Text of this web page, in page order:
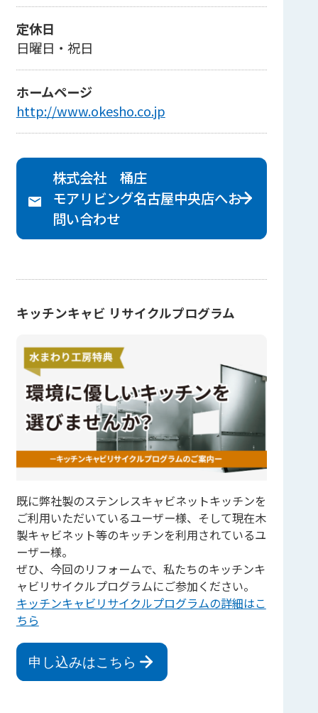
定休日
日曜日・祝日
ホームページ
http://www.okesho.co.jp
株式会社 桶庄
モアリビング名古屋中央店へお
問い合わせ
キッチンキャビ リサイクルプログラム
既に弊社製のステンレスキャビネットキッチンを
ご利用いただいているユーザー様、そして現在木
製キャビネット等のキッチンを利用されているユ
ーザー様。
ぜひ、今回のリフォームで、私たちのキッチンキ
ャビリサイクルプログラムにご参加ください。
キッチンキャビリサイクルプログラムの詳細はこ
ちら
申し込みはこちら